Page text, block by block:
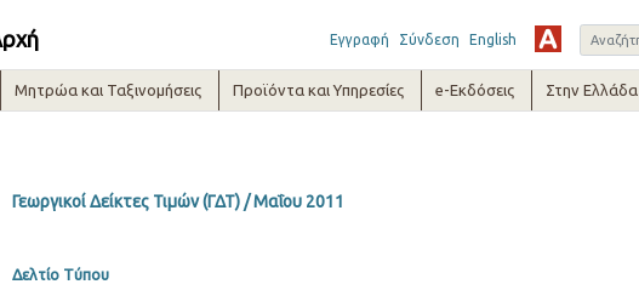
Εγγραφή Σύνδεση English
Μητρώα και Ταξινομήσεις Προϊόντα και Υπηρεσίες e-Εκδόσεις Στην Ελλάδα
Γεωργικοί Δείκτες Τιμών (ΓΔΤ) / Μαΐου 2011
Δελτίο Τύπου